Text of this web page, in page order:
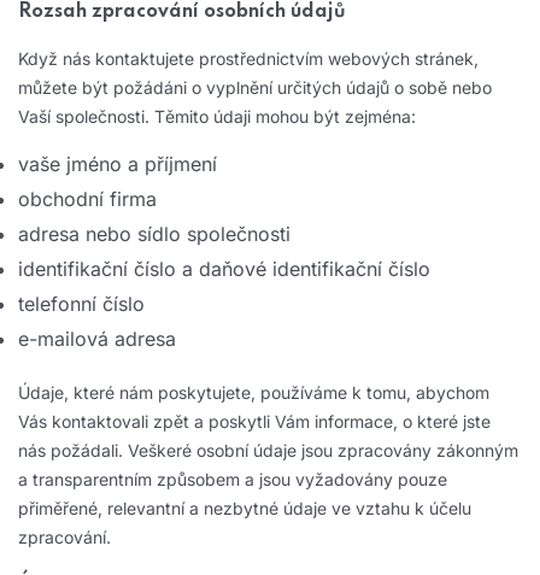
Rozsah zpracování osobních údajů
Když nás kontaktujete prostřednictvím webových stránek,
můžete být požádáni o vyplnění určitých údajů o sobě nebo
Vaší společnosti. Těmito údaji mohou být zejména:
vaše jméno a příjmení
obchodní firma
adresa nebo sídlo společnosti
identifikační číslo a daňové identifikační číslo
telefonní číslo
e-mailová adresa
Údaje, které nám poskytujete, používáme k tomu, abychom
Vás kontaktovali zpět a poskytli Vám informace, o které jste
nás požádali. Veškeré osobní údaje jsou zpracovány zákonným
a transparentním způsobem a jsou vyžadovány pouze
přiměřené, relevantní a nezbytné údaje ve vztahu k účelu
zpracování.